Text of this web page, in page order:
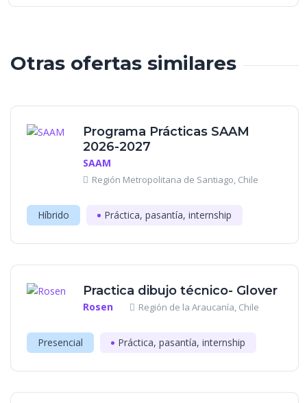
Otras ofertas similares
Programa Prácticas SAAM
2026-2027
SAAM
Región Metropolitana de Santiago, Chile
Híbrido Práctica, pasantía, internship
Practica dibujo técnico- Glover
Rosen Región de la Araucanía, Chile
Presencial Práctica, pasantía, internship